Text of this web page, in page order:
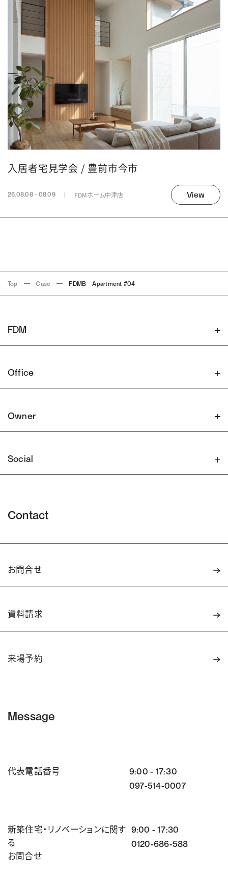
入居者宅見学会 / 豊前市今市
26.08.08 - 08.09 FDMホーム中津店 View
Top Case FDMB Apartment #04
FDM
Office
Owner
Social
Contact
お問合せ
資料請求
来場予約
Message
代表電話番号
9:00 - 17:30
097-514-0007
新築住宅・リノベーションに関す
る
お問合せ
9:00 - 17:30
0120-686-588